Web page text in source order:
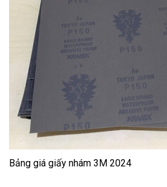
Bảng giá giấy nhám 3M 2024